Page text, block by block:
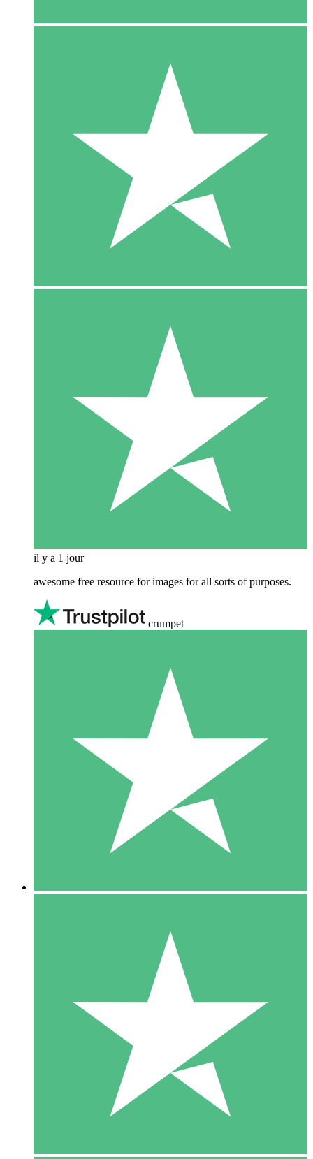
il y a 1 jour
awesome free resource for images for all sorts of purposes.
crumpet